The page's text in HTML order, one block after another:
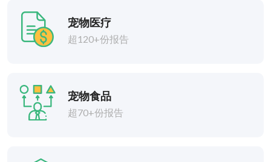
宠物医疗
超120+份报告
宠物食品
超70+份报告